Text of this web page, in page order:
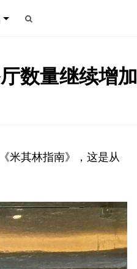
数量继续增加
米其林指南》，这是从